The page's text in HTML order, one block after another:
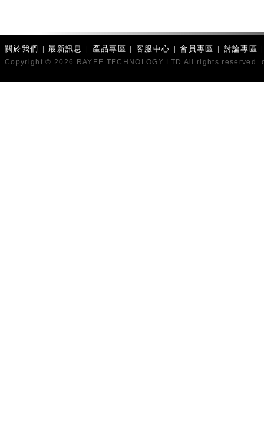
關於我們 | 最新訊息 | 產品專區 | 客服中心 | 會員專區 | 討論專區
Copyright © 2026 RAYEE TECHNOLOGY LTD All rights